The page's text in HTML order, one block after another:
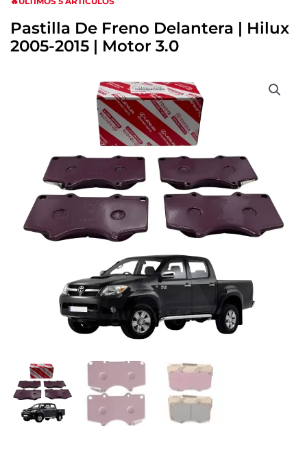
Pastilla De Freno Delantera | Hilux
2005-2015 | Motor 3.0